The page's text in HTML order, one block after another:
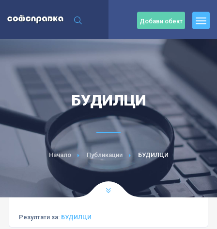
Добави обект
БУДИЛЦИ
Начало Публикации БУДИЛЦИ
Резултати за: БУДИЛЦИ